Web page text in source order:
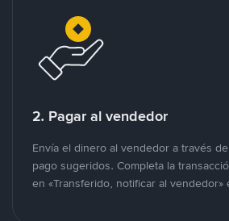
2. Pagar al vendedor
Envía el dinero al vendedor a través
pago sugeridos. Completa la
en «Transferido, notificar al vendedor»